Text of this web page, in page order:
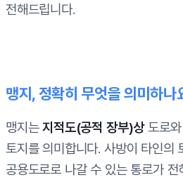
전해드립니다.
맹지, 정확히 무엇을 의미하나
맹지는지적도(공적 장부)상도로와
토지를 의미합니다. 사방이 타인의
공용도로로 나갈 수 있는 통로가